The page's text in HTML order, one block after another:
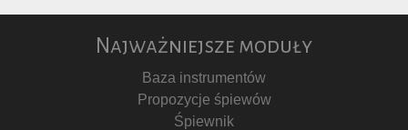
Najważniejsze moduły
Baza instrumentów
Propozycje śpiewów
Śpiewnik